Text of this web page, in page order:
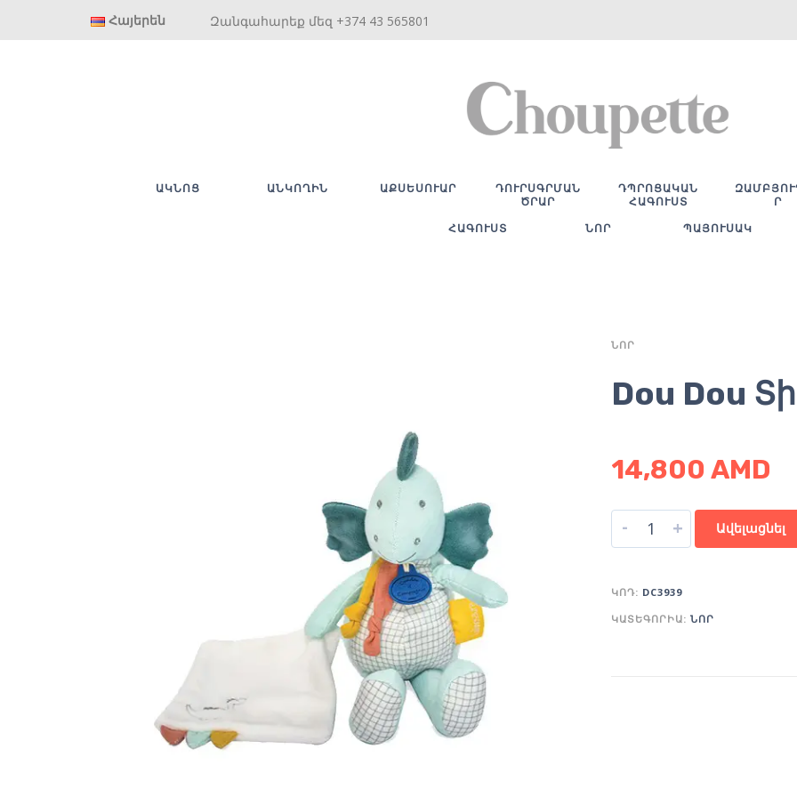
Հայերեն Զանգահարեք մեզ +374 43 565801
ԱԿՆՈՑ ԱՆԿՈՂԻՆ ԱՔՍԵՍՈՒԱՐ
ԴՈՒՐՍԳՐՄԱՆ
ԾՐԱՐ
ԴՊՐՈՑԱԿԱՆ
ՀԱԳՈՒՍՏ
Ր
ՀԱԳՈՒՍՏ ՆՈՐ ՊԱՅՈՒՍԱԿ
ՆՈՐ
Dou Dou
14,800 AMD
- + Ավելացնել
ԿՈԴ: DC3939
ԿԱՏԵԳՈՐԻԱ: ՆՈՐ